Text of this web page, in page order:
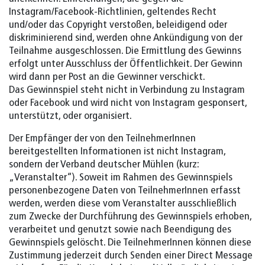
Instagram/Facebook-Richtlinien, geltendes Recht
und/oder das Copyright verstoßen, beleidigend oder
diskriminierend sind, werden ohne Ankündigung von der
Teilnahme ausgeschlossen.⁠ Die Ermittlung des Gewinns
erfolgt unter Ausschluss der Öffentlichkeit. Der Gewinn
wird dann per Post an die Gewinner verschickt.
Das Gewinnspiel steht nicht in Verbindung zu Instagram
oder Facebook und wird nicht von Instagram gesponsert,
unterstützt, oder organisiert.⁠⁠
Der Empfänger der von den TeilnehmerInnen
bereitgestellten Informationen ist nicht Instagram,
sondern der Verband deutscher Mühlen (kurz:
„Veranstalter“). Soweit im Rahmen des Gewinnspiels
personenbezogene Daten von TeilnehmerInnen erfasst
werden, werden diese vom Veranstalter ausschließlich
zum Zwecke der Durchführung des Gewinnspiels erhoben,
verarbeitet und genutzt sowie nach Beendigung des
Gewinnspiels gelöscht. Die TeilnehmerInnen können diese
Zustimmung jederzeit durch Senden einer Direct Message